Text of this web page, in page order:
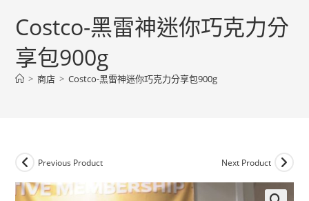
Costco-黑雷神迷你巧克力分
享包900g
> 商店 > Costco-黑雷神迷你巧克力分享包900g
Previous Product Next Product